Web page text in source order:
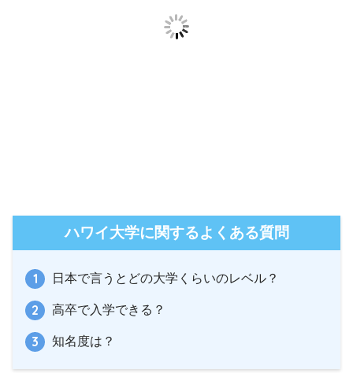
ハワイ大学に関するよくある質問
日本で言うとどの大学くらいのレベル？
高卒で入学できる？
知名度は？